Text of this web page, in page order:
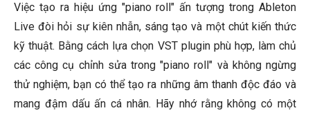
Việc tạo ra hiệu ứng "piano roll" ấn tượng trong Ableton
Live đòi hỏi sự kiên nhẫn, sáng tạo và một chút kiến thức
kỹ thuật. Bằng cách lựa chọn VST plugin phù hợp, làm chủ
các công cụ chỉnh sửa trong "piano roll" và không ngừng
thử nghiệm, bạn có thể tạo ra những âm thanh độc đáo và
mang đậm dấu ấn cá nhân. Hãy nhớ rằng không có một